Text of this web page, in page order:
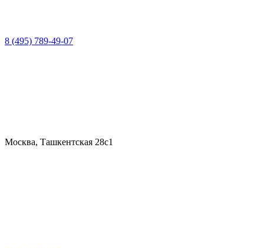
8 (495) 789-49-07
Москва, Ташкентская 28с1